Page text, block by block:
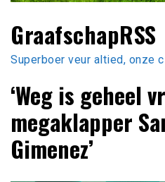
GraafschapRSS
Superboer veur altied, onze
‘Weg is geheel
megaklapper
Gimenez’